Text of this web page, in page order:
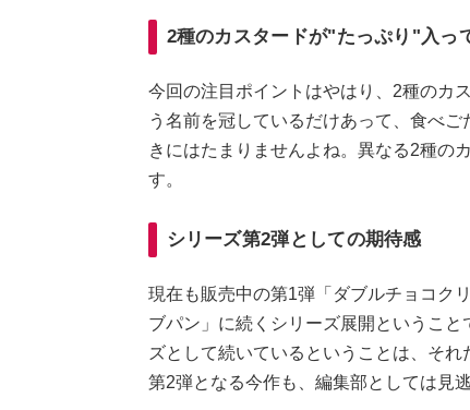
2種のカスタードが"たっぷり"入っ
今回の注目ポイントはやはり、2種のカ
う名前を冠しているだけあって、食べ
きにはたまりませんよね。異なる2種の
す。
シリーズ第2弾としての期待感
現在も販売中の第1弾「ダブルチョコク
ブパン」に続くシリーズ展開というこ
ズとして続いているということは、それ
第2弾となる今作も、編集部としては見